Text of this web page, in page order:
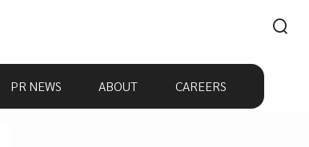
PR NEWS ABOUT CAREERS